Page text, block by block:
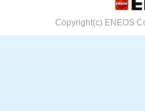
Copyright(c) ENEOS